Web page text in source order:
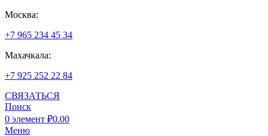
Москва:
+7 965 234 45 34
Махачкала:
+7 925 252 22 84
СВЯЗАТЬСЯ
Поиск
0 элемент ₽0.00
Меню